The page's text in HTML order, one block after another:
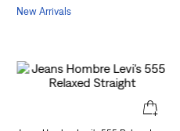
New Arrivals